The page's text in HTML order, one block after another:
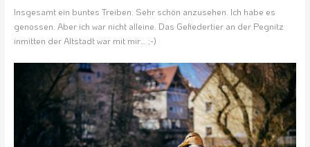
Insgesamt ein buntes Treiben. Sehr schön anzusehen. Ich habe es
genossen. Aber ich war nicht alleine. Das Gefiedertier an der Pegnitz
inmitten der Altstadt war mit mir… ;-)